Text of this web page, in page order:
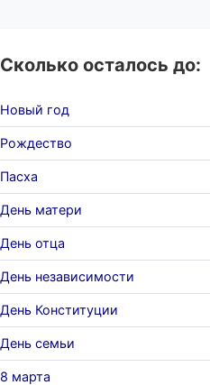
Сколько осталось до:
Новый год
Рождество
Пасха
День матери
День отца
День независимости
День Конституции
День семьи
8 марта